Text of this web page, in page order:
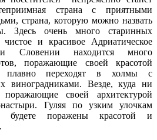
страна с приятными
страна, которую можно назвать
Здесь очень много старинных
чистое и красивое Адриатическое
Словении находится много
поражающие своей красотой
плавно переходят в холмы с
виноградниками. Везде, куда ни
своей архитектурой
Гуляя по узким улочкам
будете поражены красотой и